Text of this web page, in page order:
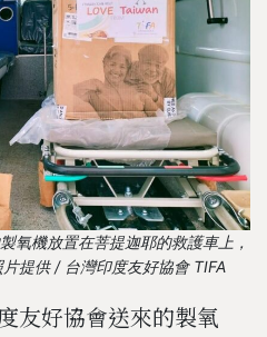
氧機放置在菩提迦耶的救護車上，
提供 / 台灣印度友好協會 TIFA
友好協會送來的製氧